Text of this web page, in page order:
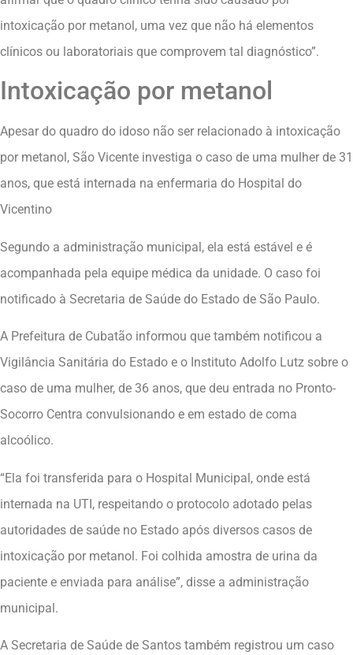
intoxicação por metanol, uma vez que não há elementos
clínicos ou laboratoriais que comprovem tal diagnóstico”.
Intoxicação por metanol
Apesar do quadro do idoso não ser relacionado à intoxicação
por metanol, São Vicente investiga o caso de uma mulher de 31
anos, que está internada na enfermaria do Hospital do
Vicentino
Segundo a administração municipal, ela está estável e é
acompanhada pela equipe médica da unidade. O caso foi
notificado à Secretaria de Saúde do Estado de São Paulo.
A Prefeitura de Cubatão informou que também notificou a
Vigilância Sanitária do Estado e o Instituto Adolfo Lutz sobre o
caso de uma mulher, de 36 anos, que deu entrada no Pronto-
Socorro Centra convulsionando e em estado de coma
alcoólico.
“Ela foi transferida para o Hospital Municipal, onde está
internada na UTI, respeitando o protocolo adotado pelas
autoridades de saúde no Estado após diversos casos de
intoxicação por metanol. Foi colhida amostra de urina da
paciente e enviada para análise”, disse a administração
municipal.
A Secretaria de Saúde de Santos também registrou um caso